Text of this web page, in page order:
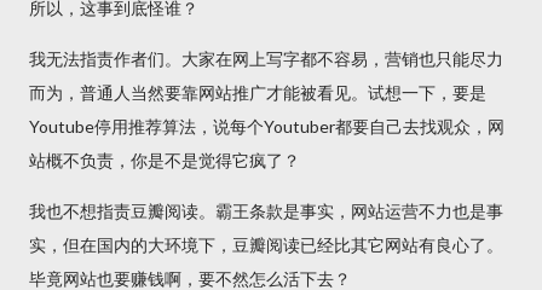
所以，这事到底怪谁？
我无法指责作者们。大家在网上写字都不容易，营销也只能尽力
而为，普通人当然要靠网站推广才能被看见。试想一下，要是
Youtube停用推荐算法，说每个Youtuber都要自己去找观众，网
站概不负责，你是不是觉得它疯了？
我也不想指责豆瓣阅读。霸王条款是事实，网站运营不力也是事
实，但在国内的大环境下，豆瓣阅读已经比其它网站有良心了。
毕竟网站也要赚钱啊，要不然怎么活下去？